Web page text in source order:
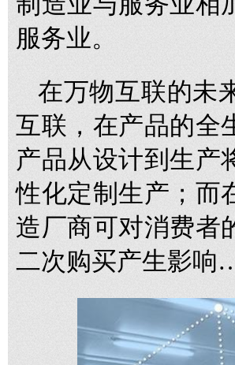
服务业。
在万物互联的未
互联，在产品的全
产品从设计到生产
性化定制生产；而
造厂商可对消费者
二次购买产生影